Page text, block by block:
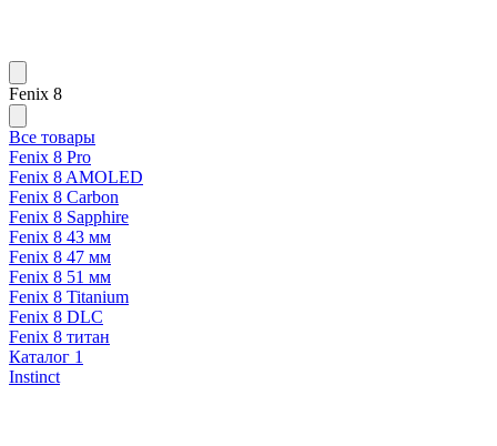
Fenix 8
Все товары
Fenix 8 Pro
Fenix 8 AMOLED
Fenix 8 Carbon
Fenix 8 Sapphire
Fenix 8 43 мм
Fenix 8 47 мм
Fenix 8 51 мм
Fenix 8 Titanium
Fenix 8 DLC
Fenix 8 титан
Каталог 1
Instinct